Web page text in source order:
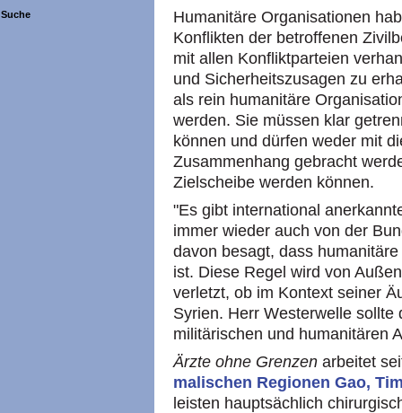
Suche
Humanitäre Organisationen
Konflikten der betroffenen
mit allen Konfliktparteien
und Sicherheitszusagen zu
als rein humanitäre
werden. Sie müssen klar
können und dürfen weder mit
Zusammenhang gebracht
Zielscheibe werden können.
"Es gibt international
immer wieder auch von der
davon besagt, dass
ist. Diese Regel wird von
verletzt, ob im Kontext seiner
Syrien. Herr Westerwelle
militärischen und humanitären
Ärzte ohne Grenzen arbeitet
malischen Regionen Gao,
leisten hauptsächlich